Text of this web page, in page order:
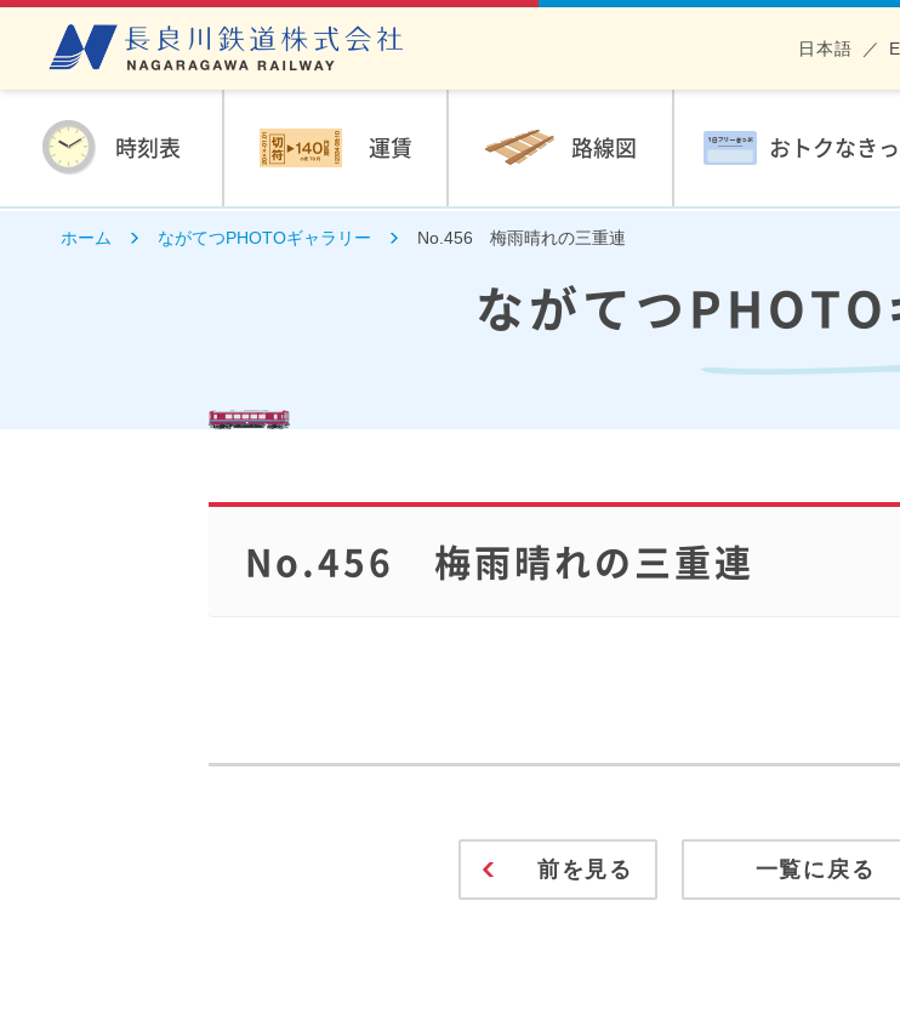
時刻表 運賃 路線図 おトクなき
日本語
ホーム ながてつPHOTOギャラリー No.456 梅雨晴れの三重連
ながてつ
No.456 梅雨晴れの三重連
前を見る 一覧に戻る